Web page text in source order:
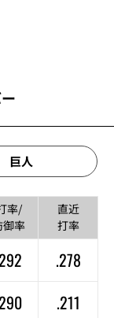
巨人
率/
御率
直近
打率
.278
.211